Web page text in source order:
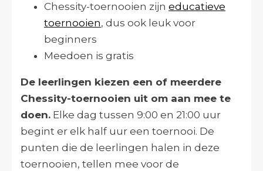
Chessity-toernooien zijn educatieve
toernooien, dus ook leuk voor
beginners
Meedoen is gratis
De leerlingen kiezen een of meerdere
Chessity-toernooien uit om aan mee te
doen. Elke dag tussen 9:00 en 21:00 uur
begint er elk half uur een toernooi. De
punten die de leerlingen halen in deze
toernooien, tellen mee voor de